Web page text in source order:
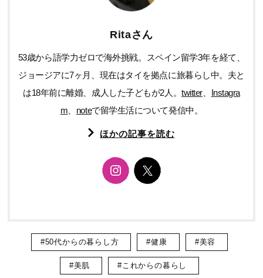
Ritaさん
53歳から語学力ゼロで海外挑戦。スペイン留学3年を経て、
ジョージアに7ヶ月、現在はタイを拠点に旅暮らし中。夫と
は18年前に離婚、成人した子どもが2人。twitter、 Instagra
m
noteで留学生活について発信中。
ほかの記事を読む
#50代からの暮らし方 #健康 #美容
#美肌 #これからの暮らし